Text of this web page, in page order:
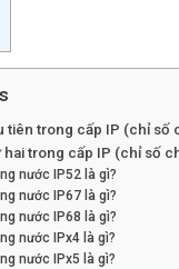
tiên trong cấp IP (chỉ số
hai trong cấp IP (chỉ số
nước IP52 là gì?
nước IP67 là gì?
nước IP68 là gì?
nước IPx4 là gì?
nước IPx5 là gì?